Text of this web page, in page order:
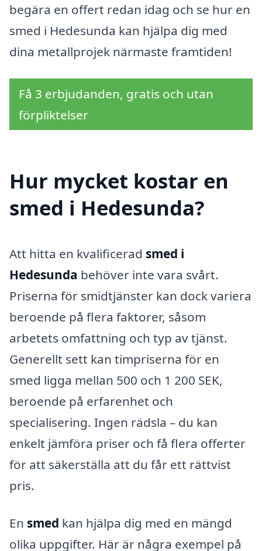
begära en offert redan idag och se hur en
smed i Hedesunda kan hjälpa dig med
dina metallprojek närmaste framtiden!
Få 3 erbjudanden, gratis och utan
förpliktelser
Hur mycket kostar en
smed i Hedesunda?
Att hitta en kvalificerad smed i
Hedesunda behöver inte vara svårt.
Priserna för smidtjänster kan dock variera
beroende på flera faktorer, såsom
arbetets omfattning och typ av tjänst.
Generellt sett kan timpriserna för en
smed ligga mellan 500 och 1 200 SEK,
beroende på erfarenhet och
specialisering. Ingen rädsla – du kan
enkelt jämföra priser och få flera offerter
för att säkerställa att du får ett rättvist
pris.
En smed kan hjälpa dig med en mängd
olika uppgifter. Här är några exempel på